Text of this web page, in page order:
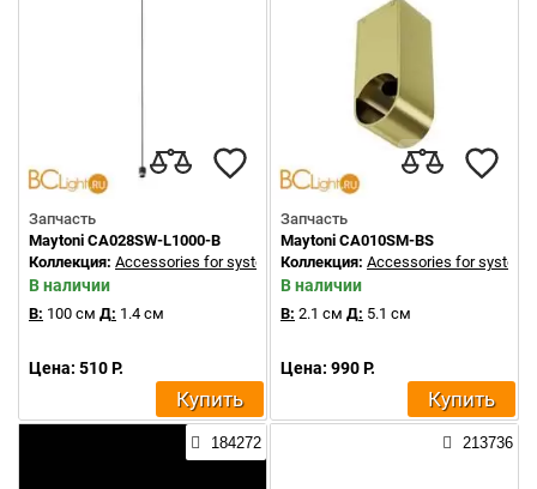
Запчасть
Maytoni CA028SW-L1000-B
Коллекция: Accessories for system Shelf
В наличии
В: 100 см Д: 1.4 см
Цена: 510 Р.
Купить
Запчасть
Maytoni CA010SM-BS
Коллекция: Accessories for system
В наличии
В: 2.1 см Д: 5.1 см
Цена: 990 Р.
Купить
184272 213736